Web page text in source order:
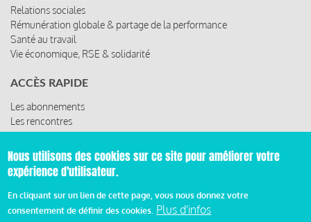
Santé au travail
Vie économique, RSE & solidarité
ACCÈS RAPIDE
Les abonnements
Les rencontres
Les ressources
© 2019 Miroir Social - Réalisé par Cafffeine
Pied
Mentions légales et condition générale d’utilisation et
d’abonnement
Nous utilisons des cookies sur ce site pour améliorer votre
expérience d'utilisateur.
En cliquant sur un lien de cette page, vous nous donnez votre
consentement de définir des cookies. Plus d'infos